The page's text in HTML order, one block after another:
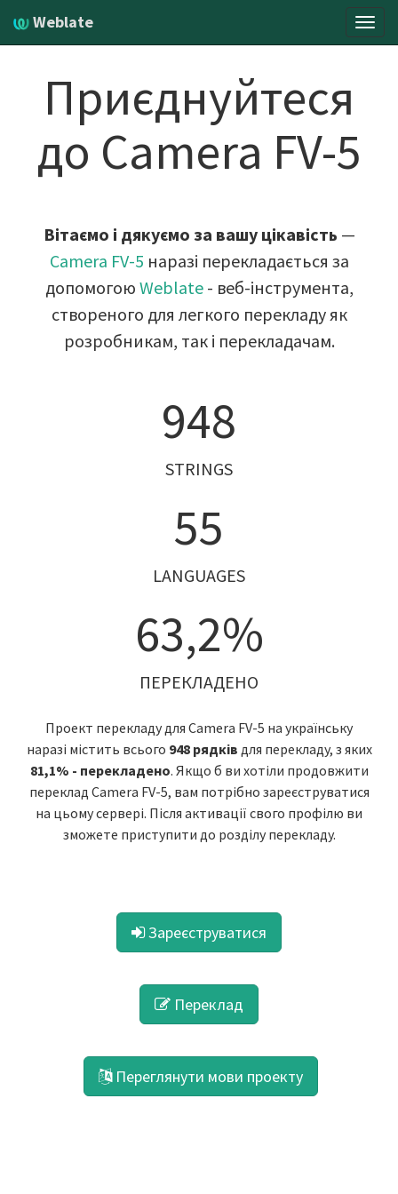
Weblate
Приєднуйтеся
до Camera FV-5
Вітаємо і дякуємо за вашу цікавість —
Camera FV-5 наразі перекладається за
допомогою Weblate- веб-інструмента,
створеного для легкого перекладу як
розробникам, так і перекладачам.
948
STRINGS
55
LANGUAGES
63,2%
ПЕРЕКЛАДЕНО
Проект перекладу для Camera FV-5 на українську
наразі містить всього 948 рядків для перекладу, з яких
81,1% - перекладено. Якщо б ви хотіли продовжити
переклад Camera FV-5, вам потрібно зареєструватися
на цьому сервері. Після активації свого профілю ви
зможете приступити до розділу перекладу.
Зареєструватися
Переклад
Переглянути мови проекту